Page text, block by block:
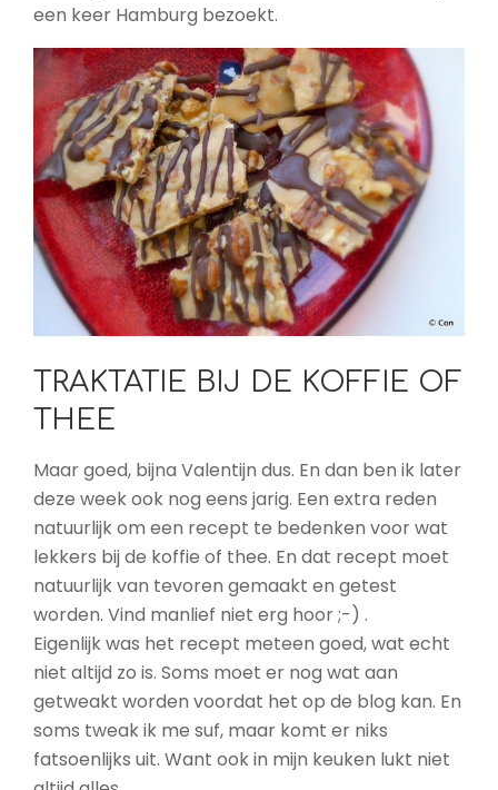
een keer Hamburg bezoekt.
TRAKTATIE BIJ DE KOFFIE OF
THEE
Maar goed, bijna Valentijn dus. En dan ben ik later
deze week ook nog eens jarig. Een extra reden
natuurlijk om een recept te bedenken voor wat
lekkers bij de koffie of thee. En dat recept moet
natuurlijk van tevoren gemaakt en getest
worden. Vind manlief niet erg hoor ;-) .
Eigenlijk was het recept meteen goed, wat echt
niet altijd zo is. Soms moet er nog wat aan
getweakt worden voordat het op de blog kan. En
soms tweak ik me suf, maar komt er niks
fatsoenlijks uit. Want ook in mijn keuken lukt niet